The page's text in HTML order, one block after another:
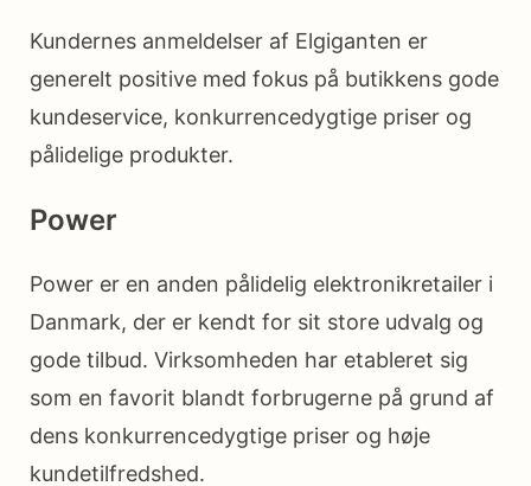
Kundernes anmeldelser af Elgiganten er
generelt positive med fokus på butikkens gode
kundeservice, konkurrencedygtige priser og
pålidelige produkter.
Power
Power er en anden pålidelig elektronikretailer i
Danmark, der er kendt for sit store udvalg og
gode tilbud. Virksomheden har etableret sig
som en favorit blandt forbrugerne på grund af
dens konkurrencedygtige priser og høje
kundetilfredshed.